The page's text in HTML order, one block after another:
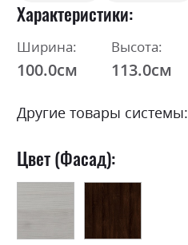
Характеристики
Ширина:
100.0см
Высота:
113.0см
Другие товары системы:
Цвет (Фасад):